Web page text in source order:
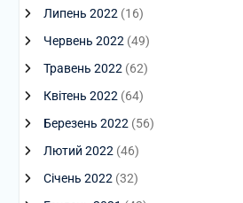
Липень 2022 (16)
Червень 2022 (49)
Травень 2022 (62)
Квітень 2022 (64)
Березень 2022 (56)
Лютий 2022 (46)
Січень 2022 (32)